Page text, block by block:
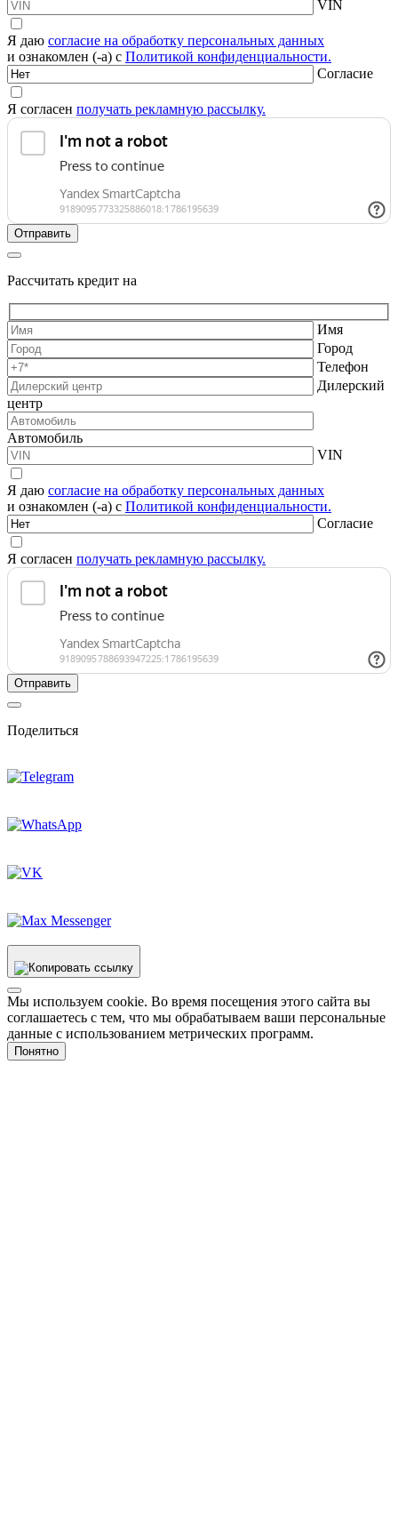
VIN
Я даю согласие на обработку персональных данных
и ознакомлен (-а) с Политикой конфиденциальности.
Согласие
Я согласен получать рекламную рассылку.
Рассчитать кредит на
Имя
Город
Телефон
Дилерский
центр
Автомобиль
VIN
Я даю согласие на обработку персональных данных
и ознакомлен (-а) с Политикой конфиденциальности.
Согласие
Я согласен получать рекламную рассылку.
Поделиться
Мы используем cookie. Во время посещения этого сайта вы
соглашаетесь с тем, что мы обрабатываем ваши персональные
данные с использованием метрических программ.
Понятно